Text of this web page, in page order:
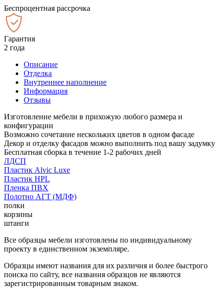
Беспроцентная рассрочка
Гарантия
2 года
Описание
Отделка
Внутреннее наполнение
Информация
Отзывы
Изготовление мебели в прихожую любого размера и
конфигурации
Возможно сочетание нескольких цветов в одном фасаде
Декор и отделку фасадов можно выполнить под вашу задумку
Бесплатная сборка в течение 1-2 рабочих дней
ЛДСП
Пластик Alvic Luxe
Пластик HPL
Пленка ПВХ
Полотно АГТ (МДФ)
полки
корзины
штанги
Все образцы мебели изготовлены по индивидуальному
проекту в единственном экземпляре.
Образцы имеют названия для их различия и более быстрого
поиска по сайту, все названия образцов не являются
зарегистрированным товарным знаком.